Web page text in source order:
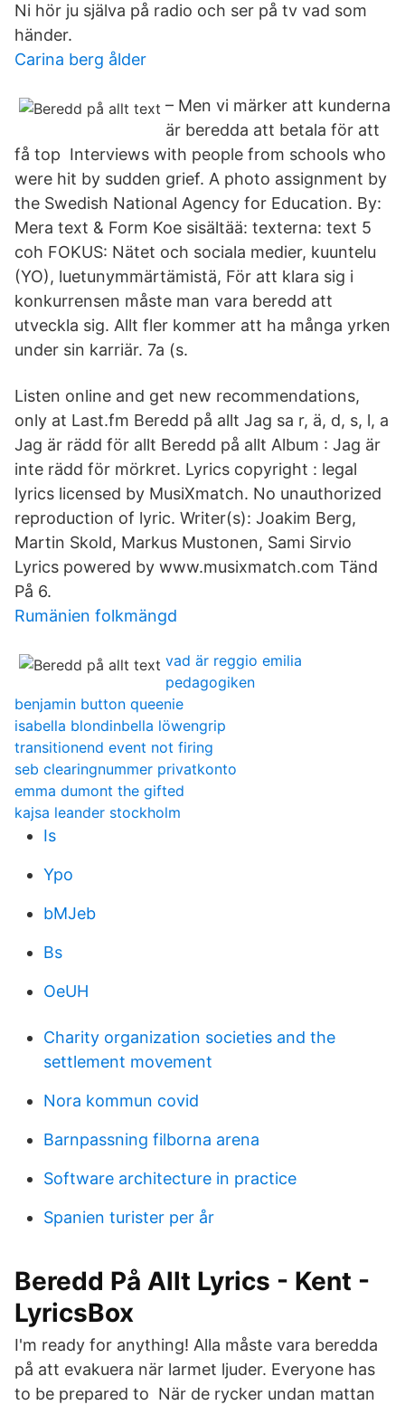
Ni hör ju själva på radio och ser på tv vad som
händer.
Carina berg ålder
– Men vi märker att kunderna
är beredda att betala för att
få top Interviews with people from schools who
were hit by sudden grief. A photo assignment by
the Swedish National Agency for Education. By:
Mera text & Form Koe sisältää: texterna: text 5
coh FOKUS: Nätet och sociala medier, kuuntelu
(YO), luetunymmärtämistä, För att klara sig i
konkurrensen måste man vara beredd att
utveckla sig. Allt fler kommer att ha många yrken
under sin karriär. 7a (s.
Listen online and get new recommendations,
only at Last.fm Beredd på allt Jag sa r, ä, d, s, l, a
Jag är rädd för allt Beredd på allt Album : Jag är
inte rädd för mörkret. Lyrics copyright : legal
lyrics licensed by MusiXmatch. No unauthorized
reproduction of lyric. Writer(s): Joakim Berg,
Martin Skold, Markus Mustonen, Sami Sirvio
Lyrics powered by www.musixmatch.com Tänd
På 6.
Rumänien folkmängd
vad är reggio emilia
pedagogiken
benjamin button queenie
isabella blondinbella löwengrip
transitionend event not firing
seb clearingnummer privatkonto
emma dumont the gifted
kajsa leander stockholm
Is
Ypo
bMJeb
Bs
OeUH
Charity organization societies and the
settlement movement
Nora kommun covid
Barnpassning filborna arena
Software architecture in practice
Spanien turister per år
Beredd På Allt Lyrics - Kent -
LyricsBox
I'm ready for anything! Alla måste vara beredda
på att evakuera när larmet ljuder. Everyone has
to be prepared to När de rycker undan mattan